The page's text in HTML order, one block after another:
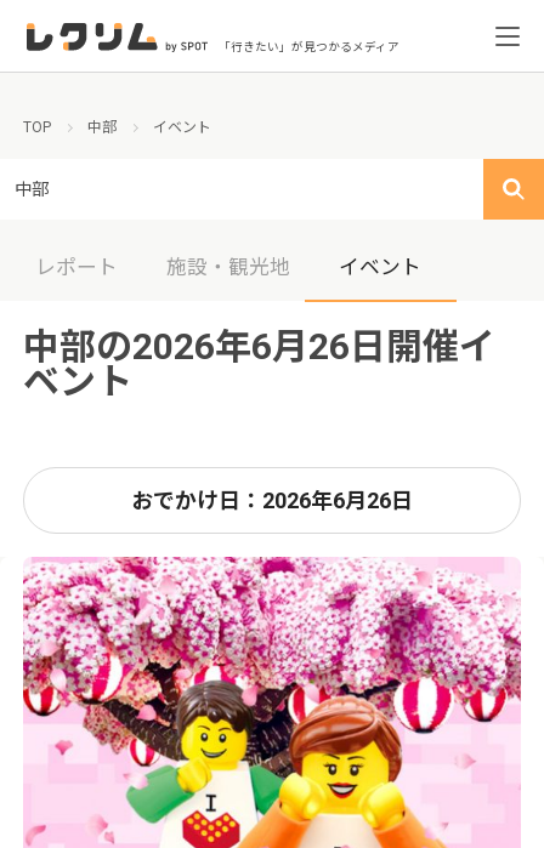
「行きたい」が見つかるメディア
TOP 中部 イベント
中部
レポート 施設・観光地 イベント
中部の2026年6月26日開催イ
ベント
おでかけ日：2026年6月26日